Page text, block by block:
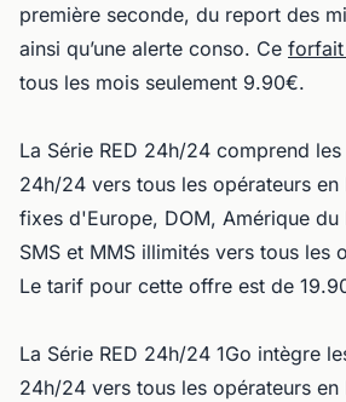
première seconde, du report des
ainsi qu’une alerte conso. Ce
tous les mois seulement 9.90€.
La Série RED 24h/24 comprend les
24h/24 vers tous les opérateurs en
fixes d'Europe, DOM, Amérique
SMS et MMS illimités vers tous les
Le tarif pour cette offre est de
La Série RED 24h/24 1Go intègre
24h/24 vers tous les opérateurs en